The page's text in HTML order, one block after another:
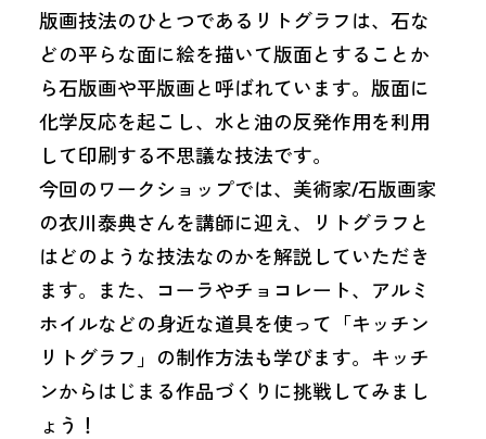
版画技法のひとつであるリトグラフは、石な
どの平らな面に絵を描いて版面とすることか
ら石版画や平版画と呼ばれています。版面に
化学反応を起こし、水と油の反発作用を利用
して印刷する不思議な技法です。
今回のワークショップでは、美術家/石版画家
の衣川泰典さんを講師に迎え、リトグラフと
はどのような技法なのかを解説していただき
ます。また、コーラやチョコレート、アルミ
ホイルなどの身近な道具を使って「キッチン
リトグラフ」の制作方法も学びます。キッチ
ンからはじまる作品づくりに挑戦してみまし
ょう！